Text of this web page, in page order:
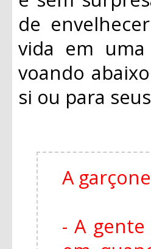
de
vida em
voando
si ou para
A
- A